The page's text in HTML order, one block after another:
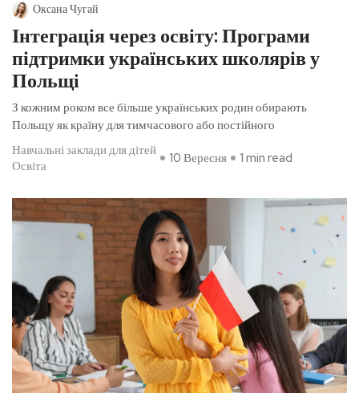
Оксана Чугай
Інтеграція через освіту: Програми
підтримки українських школярів у
Польщі
З кожним роком все більше українських родин обирають
Польщу як країну для тимчасового або постійного
Навчальні заклади для дітей
Освіта
10 Вересня 1 min read